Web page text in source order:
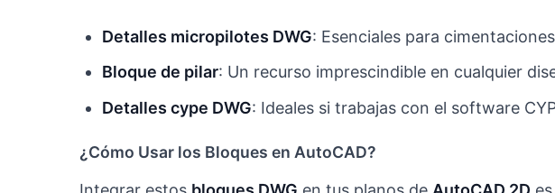
Detalles micropilotes DWG: Esenciales para
Bloque de pilar: Un recurso imprescindible en cualquier
Detalles cype DWG: Ideales si trabajas con el software
¿Cómo Usar los Bloques en AutoCAD?